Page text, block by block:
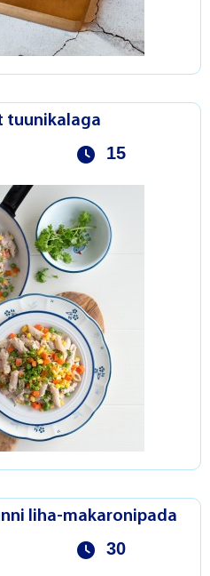
tuunikalaga
15
liha-makaronipada
30